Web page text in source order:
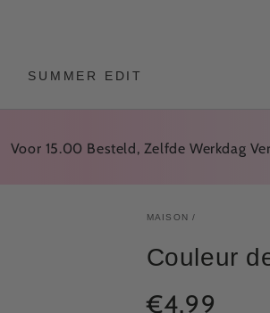
SUMMER EDIT
15.00 Besteld, Zelfde Werkdag
MAISON /
Couleur
Prix
€4,99